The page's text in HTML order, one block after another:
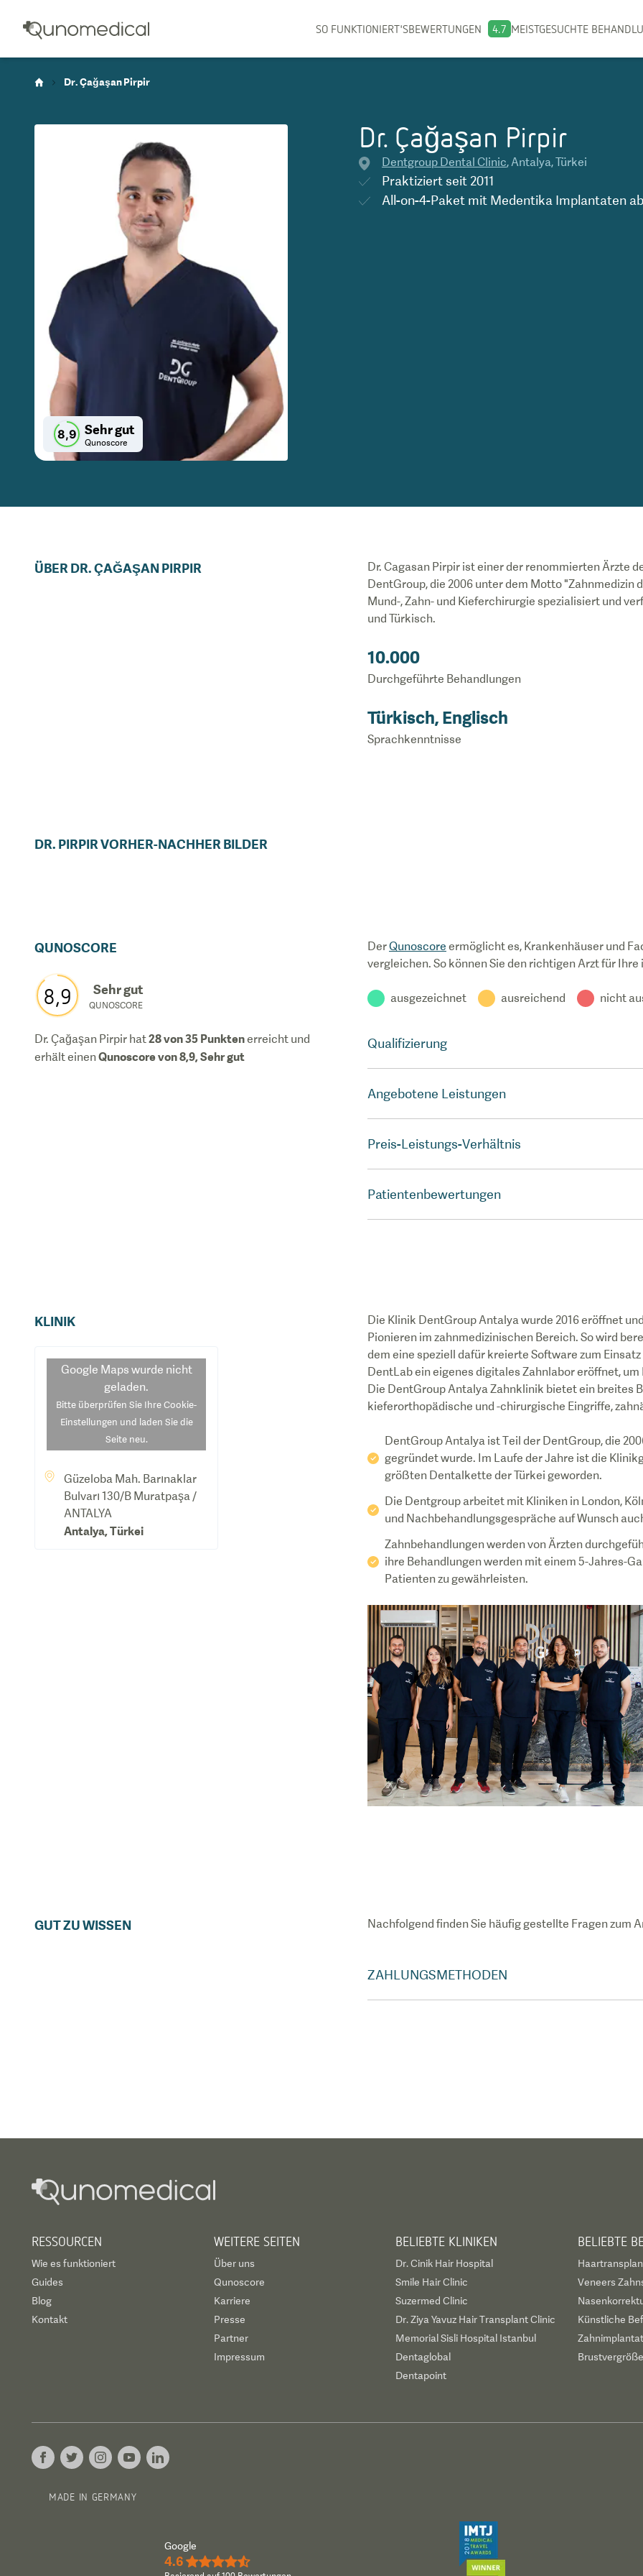
SO FUNKTIONIERT'SBEWERTUNGEN 4.7 MEISTGESUCHTE
Dr. Çağaşan Pirpir
8,9 Sehr gut
Qunoscore
Dr. Çağaşan Pirpir
Dentgroup Dental Clinic,Antalya,Türkei
Praktiziert seit 2011
All-on-4-Paket mit Medentika Implantaten ab
ÜBER DR.ÇAĞAŞAN PIRPIR
Dr. Cagasan Pirpir ist einer der renommierten Ärzte
DentGroup, die 2006 unter dem Motto "Zahnmedizin
Mund-, Zahn- und Kieferchirurgie spezialisiert und
und Türkisch.
10.000
Durchgeführte Behandlungen
Türkisch, Englisch
Sprachkenntnisse
DR. PIRPIRVORHER-NACHHER BILDER
QUNOSCORE
8,9 Sehr gut
QUNOSCORE
Dr. Çağaşan Pirpir hat28von 35 Punktenerreicht und
erhält einenQunoscore von8,9,Sehr gut
DerQunoscore ermöglicht es, Krankenhäuser und
vergleichen. So können Sie den richtigen Arzt für
ausgezeichnet ausreichend nicht
Qualifizierung
Angebotene Leistungen
Preis-Leistungs-Verhältnis
Patientenbewertungen
KLINIK
Google Maps wurde nicht
geladen.
Bitte überprüfen Sie Ihre Cookie-
Einstellungen und laden Sie die
Seite neu.
Güzeloba Mah. Barınaklar
Bulvarı 130/B Muratpaşa /
ANTALYA
Antalya,Türkei
Die Klinik DentGroup Antalya wurde 2016 eröffnet
Pionieren im zahnmedizinischen Bereich. So wird
dem eine speziell dafür kreierte Software zum
DentLab ein eigenes digitales Zahnlabor eröffnet,
Die DentGroup Antalya Zahnklinik bietet ein breites
kieferorthopädische und -chirurgische Eingriffe,
DentGroup Antalya ist Teil der DentGroup, die
gegründet wurde. Im Laufe der Jahre ist die
größten Dentalkette der Türkei geworden.
Die Dentgroup arbeitet mit Kliniken in London,
und Nachbehandlungsgespräche auf Wunsch
Zahnbehandlungen werden von Ärzten
ihre Behandlungen werden mit einem 5-Jahres-
Patienten zu gewährleisten.
GUT ZU WISSEN Nachfolgend finden Sie häufig gestellte Fragen zum
ZAHLUNGSMETHODEN
RESSOURCEN
Wie es funktioniert
Guides
Blog
Kontakt
WEITERE SEITEN
Über uns
Qunoscore
Karriere
Presse
Partner
Impressum
BELIEBTE KLINIKEN
Dr. Cinik Hair Hospital
Smile Hair Clinic
Suzermed Clinic
Dr. Ziya Yavuz Hair Transplant Clinic
Memorial Sisli Hospital Istanbul
Dentaglobal
Dentapoint
BELIEBTE
Veneers
Künstliche
Zahnimplantat
MADE IN GERMANY
Google
4.6 ★★★★½